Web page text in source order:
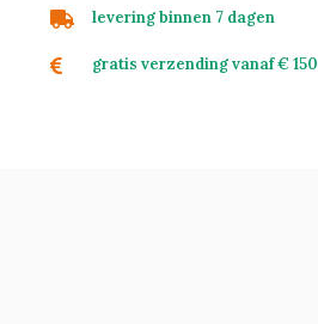
levering binnen 7 dagen
gratis verzending vanaf € 150